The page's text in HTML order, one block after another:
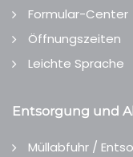
Formular-Center
Öffnungszeiten
Leichte Sprache
Entsorgung und
Müllabfuhr /